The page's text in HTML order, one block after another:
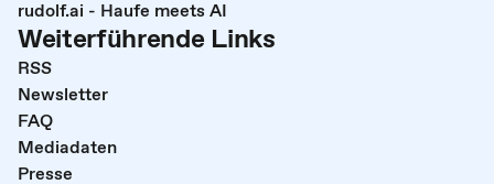
rudolf.ai - Haufe meets AI
Weiterführende Links
RSS
Newsletter
FAQ
Mediadaten
Presse